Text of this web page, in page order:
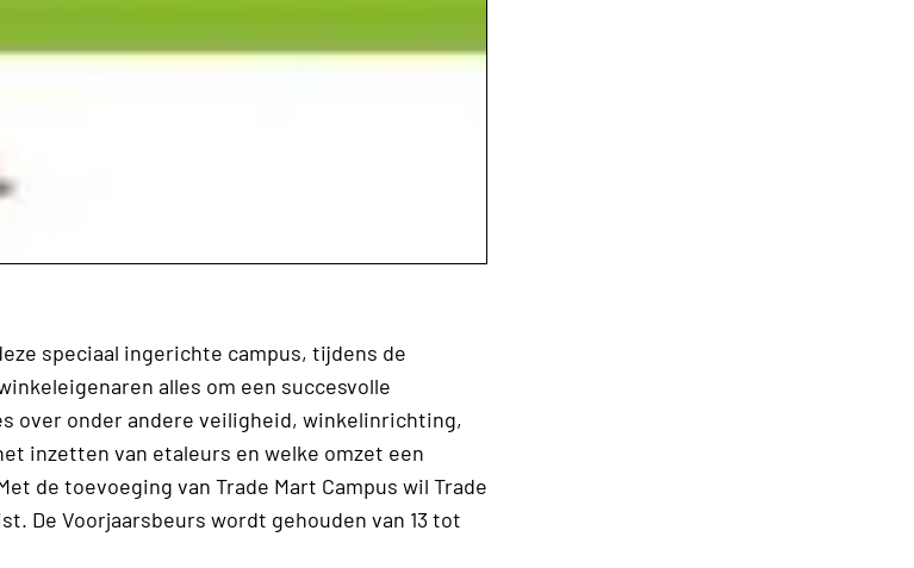
speciaal ingerichte campus, tijdens de
alles om een succesvolle
over onder andere veiligheid, winkelinrichting,
inzetten van etaleurs en welke omzet een
de toevoeging van Trade Mart Campus wil Trade
De Voorjaarsbeurs wordt gehouden van 13 tot